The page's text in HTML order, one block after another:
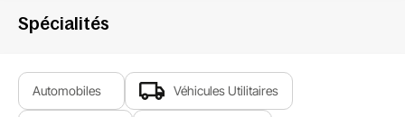
Spécialités
Automobiles Véhicules Utilitaires